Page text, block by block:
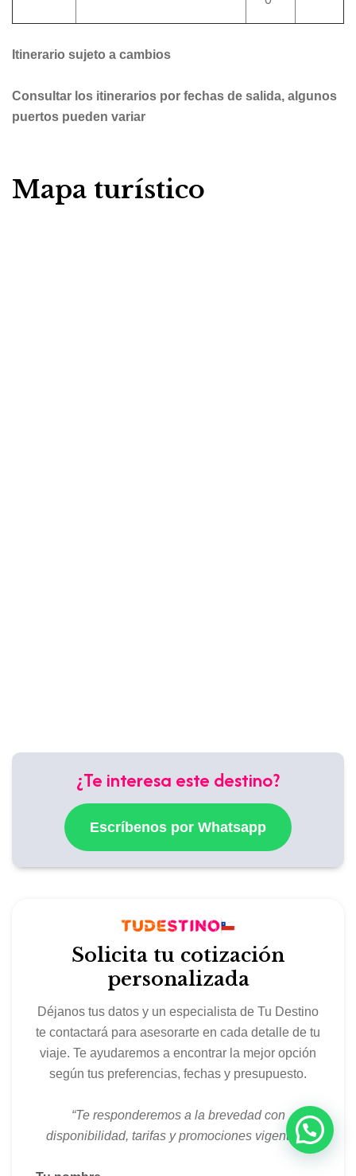
Itinerario sujeto a cambios
Consultar los itinerarios por fechas de salida, algunos
puertos pueden variar
Mapa turístico
¿Te interesa este destino?
Escríbenos por Whatsapp
Solicita tu cotización
personalizada
Déjanos tus datos y un especialista de Tu Destino
te contactará para asesorarte en cada detalle de tu
viaje. Te ayudaremos a encontrar la mejor opción
según tus preferencias, fechas y presupuesto.
“Te responderemos a la brevedad con
disponibilidad, tarifas y promociones vigentes.”